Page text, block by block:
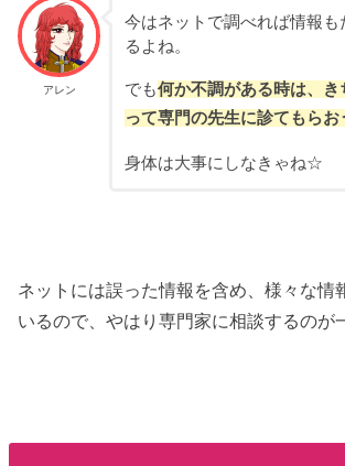
アレン
今はネットで調べれば情報も
るよね。
でも何か不調がある時は、
き
って専門の先生に診てもらお
身体は大事にしなきゃね☆
ネットには誤った情報を含め、様々な情
いるので、やはり専門家に相談するのが